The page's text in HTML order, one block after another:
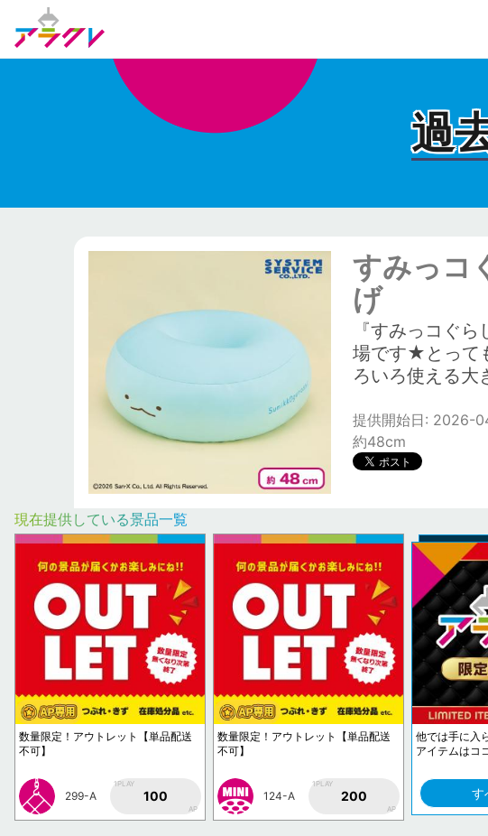
過
すみっコ
げ
『すみっコぐ
場です★とって
ろいろ使える大
提供開始日: 2026-
約48cm
現在提供している景品一覧
数量限定！アウトレット【単品配送
不可】
299-A
1PLAY
100
AP
数量限定！アウトレット【単品配送
不可】
124-A
1PLAY
200
AP
他では手に入
アイテムはコ
す